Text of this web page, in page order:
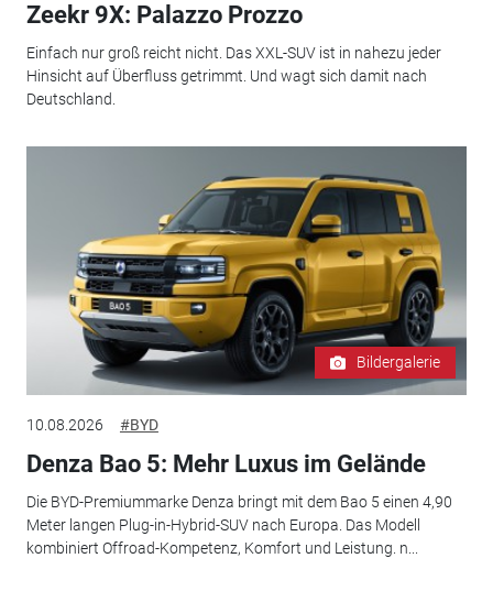
Zeekr 9X: Palazzo Prozzo
Einfach nur groß reicht nicht. Das XXL-SUV ist in nahezu jeder
Hinsicht auf Überfluss getrimmt. Und wagt sich damit nach
Deutschland.
Bildergalerie
10.08.2026 #BYD
Denza Bao 5: Mehr Luxus im Gelände
Die BYD-Premiummarke Denza bringt mit dem Bao 5 einen 4,90
Meter langen Plug-in-Hybrid-SUV nach Europa. Das Modell
kombiniert Offroad-Kompetenz, Komfort und Leistung. n...